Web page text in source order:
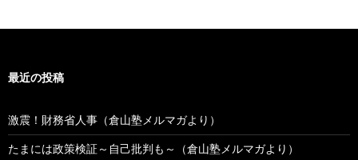
最近の投稿
激震！財務省人事（倉山塾メルマガより）
たまには政策検証～自己批判も～（倉山塾メルマガより）